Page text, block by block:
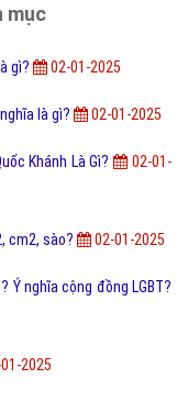
mục
gì? 02-01-2025
là gì? 02-01-2025
Khánh Là Gì?
02-01-
cm2, sào? 02-01-2025
Ý nghĩa cộng đồng LGBT?
2025